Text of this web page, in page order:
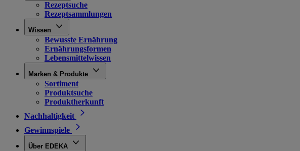
Rezeptsuche
Rezeptsammlungen
Wissen
Bewusste Ernährung
Ernährungsformen
Lebensmittelwissen
Marken & Produkte
Sortiment
Produktsuche
Produktherkunft
Nachhaltigkeit
Gewinnspiele
Über EDEKA